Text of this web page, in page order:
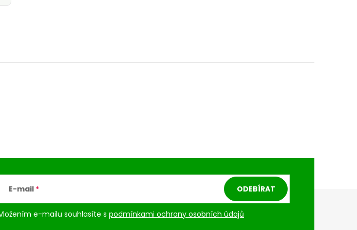
E-mail
e-mailu souhlasíte s podmínkami ochrany osobních údajů
ODEBÍRAT